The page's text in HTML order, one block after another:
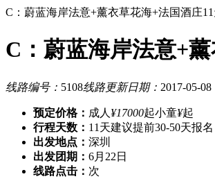
C：蔚蓝海岸法意+薰衣草花海+法国酒庄
C：蔚蓝海岸法意+
线路编号： 5108线路更新日期： 2017-05-08
预定价格： 成人 ¥17000起小童¥起
行程天数： 11天建议提前30-50天报名
出发地点： 深圳
出发团期： 6月22日
线路点击： 次